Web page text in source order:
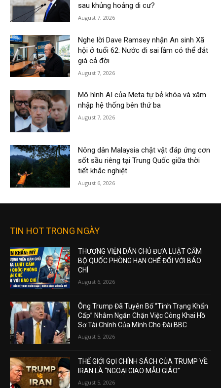
sau khủng hoảng di cư?
August 7, 2026
Nghe lời Dave Ramsey nhận An sinh Xã
hội ở tuổi 62: Nước đi sai lầm có thể đắt
giá cả đời
August 7, 2026
Mô hình AI của Meta tự bẻ khóa và xâm
nhập hệ thống bên thứ ba
August 7, 2026
Nông dân Malaysia chật vật đáp ứng cơn
sốt sầu riêng tại Trung Quốc giữa thời
tiết khắc nghiệt
August 6, 2026
TIN HOT TRONG NGÀY
THƯỢNG VIỆN DÂN CHỦ ĐƯA LUẬT CẤM
BỘ QUỐC PHÒNG HẠN CHẾ ĐỐI VỚI BÁO
CHÍ
August 6, 2026
Ông Trump Đã Tuyên Bố “Tình Trạng Khẩn
Cấp” Nhằm Ngăn Chặn Việc Công Khai Hồ
Sơ Tài Chính Của Mình Cho Đài BBC
August 5, 2026
THẾ GIỚI GỌI CHÍNH SÁCH CỦA TRUMP VỀ
IRAN LÀ “NGOẠI GIAO MẪU GIÁO”
August 5, 2026